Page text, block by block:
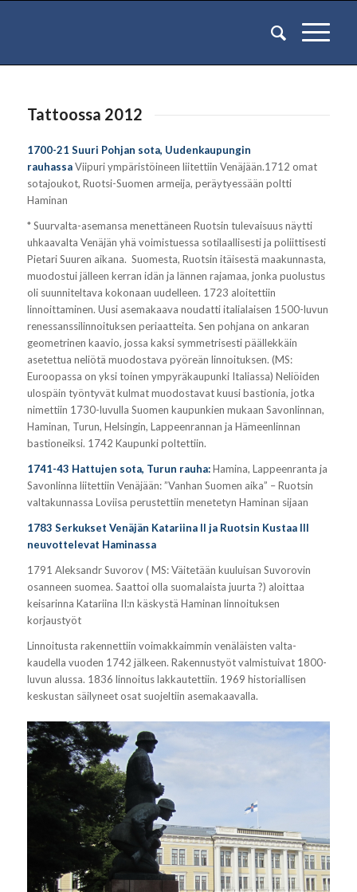
Tattoossa 2012
1700-21 Suuri Pohjan sota, Uudenkaupungin
rauhassaViipuri ympäristöineen liitettiin Venäjään.1712 omat
sotajoukot, Ruotsi-Suomen armeija, peräytyessään poltti
Haminan
*Suurvalta-asemansa menettäneen Ruotsin tulevaisuus näytti
uhkaavalta Venäjän yhä voimistuessa sotilaallisesti ja poliittisesti
Pietari Suuren aikana. Suomesta, Ruotsin itäisestä maakunnasta,
muodostui jälleen kerran idän ja lännen rajamaa, jonka puolustus
oli suunniteltava kokonaan uudelleen. 1723 aloitettiin
linnoittaminen. Uusi asemakaava noudatti italialaisen 1500-luvun
renessanssilinnoituksen periaatteita. Sen pohjana on ankaran
geometrinen kaavio, jossa kaksi symmetrisesti päällekkäin
asetettua neliötä muodostava pyöreän linnoituksen. (MS:
Euroopassa on yksi toinen ympyräkaupunki Italiassa) Neliöiden
ulospäin työntyvät kulmat muodostavat kuusi bastionia, jotka
nimettiin 1730-luvulla Suomen kaupunkien mukaan Savonlinnan,
Haminan, Turun, Helsingin, Lappeenrannan ja Hämeenlinnan
bastioneiksi. 1742 Kaupunki poltettiin.
1741-43 Hattujen sota, Turun rauha:Hamina, Lappeenranta ja
Savonlinna liitettiin Venäjään: ”Vanhan Suomen aika” – Ruotsin
valtakunnassa Loviisa perustettiin menetetyn Haminan sijaan
1783 Serkukset Venäjän Katariina II ja Ruotsin Kustaa III
neuvottelevat Haminassa
1791 Aleksandr Suvorov ( MS: Väitetään kuuluisan Suvorovin
osanneen suomea. Saattoi olla suomalaista juurta ?) aloittaa
keisarinna Katariina II:n käskystä Haminan linnoituksen
korjaustyöt
Linnoitusta rakennettiin voimakkaimmin venäläisten valta-
kaudella vuoden 1742 jälkeen. Rakennustyöt valmistuivat 1800-
luvun alussa. 1836 linnoitus lakkautettiin. 1969 historiallisen
keskustan säilyneet osat suojeltiin asemakaavalla.